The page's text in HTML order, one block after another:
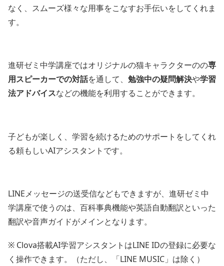
なく、スムーズ様々な用事をこなすお手伝いをしてくれま
す。
進研ゼミ中学講座ではオリジナルの猫キャラクターのの専
用スピーカーでの対話を通して、 勉強中の疑問解決や学習
法アドバイスなどの機能を利用することができます。
子どもが楽しく、学習を続けるためのサポートをしてくれ
る頼もしいAIアシスタントです。
LINEメッセージの送受信などもできますが、進研ゼミ中
学講座で使うのは、百科事典機能や英語自動翻訳といった
翻訳や音声ガイドがメインとなります。
※ Clova搭載AI学習アシスタントはLINE IDの登録に必要な
く操作できます。（ただし、「LINE MUSIC」は除く）